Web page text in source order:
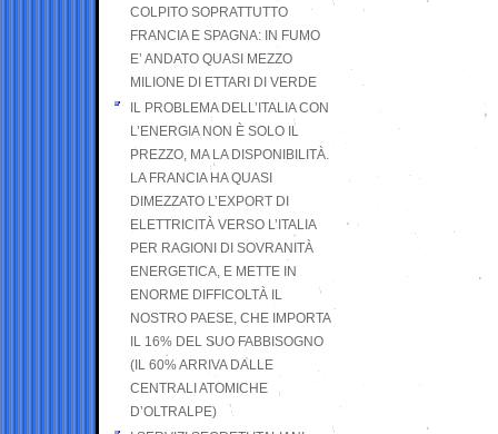
COLPITO SOPRATTUTTO
FRANCIA E SPAGNA: IN FUMO
E’ ANDATO QUASI MEZZO
MILIONE DI ETTARI DI VERDE
IL PROBLEMA DELL’ITALIA CON
L’ENERGIA NON È SOLO IL
PREZZO, MA LA DISPONIBILITÀ.
LA FRANCIA HA QUASI
DIMEZZATO L’EXPORT DI
ELETTRICITÀ VERSO L’ITALIA
PER RAGIONI DI SOVRANITÀ
ENERGETICA, E METTE IN
ENORME DIFFICOLTÀ IL
NOSTRO PAESE, CHE IMPORTA
IL 16% DEL SUO FABBISOGNO
(IL 60% ARRIVA DALLE
CENTRALI ATOMICHE
D’OLTRALPE)